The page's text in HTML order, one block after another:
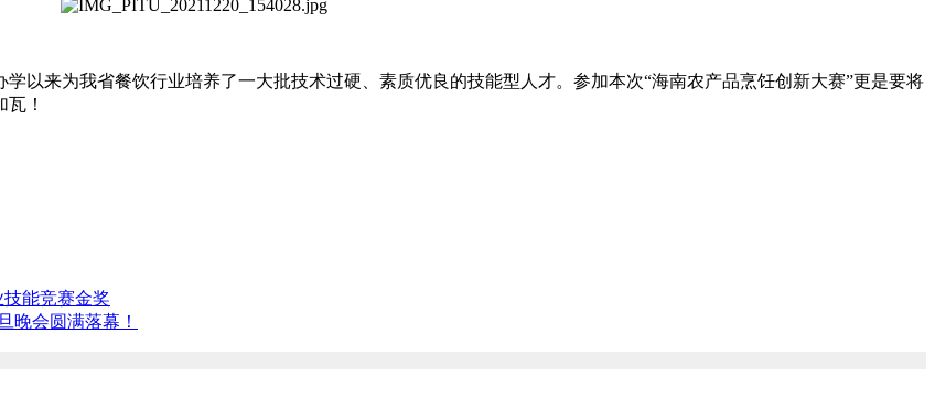
以来为我省餐饮行业培养了一大批技术过硬、素质优良的技能型人才。参加本次“海南农产品烹饪创新大赛”更是要将
！
能竞赛金奖
晚会圆满落幕！